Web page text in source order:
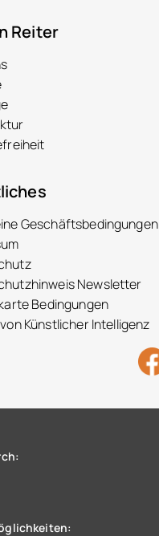
Reiter
Geschäftsbedingungen
Newsletter
Bedingungen
Künstlicher Intelligenz